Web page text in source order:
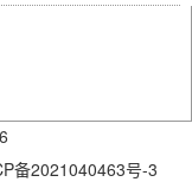
备2021040463号-3